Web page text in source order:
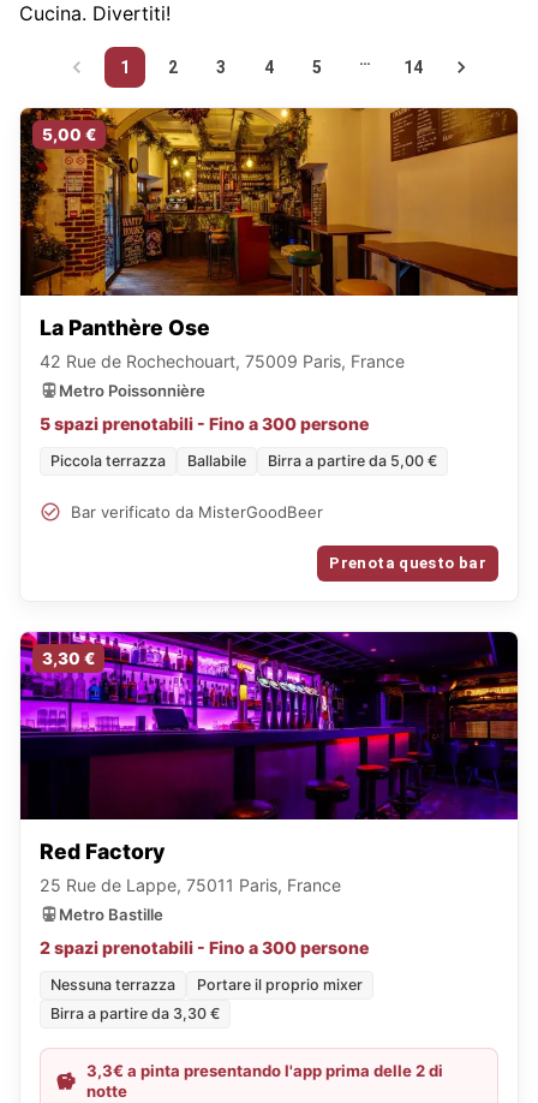
Cucina. Divertiti!
1 2 3 4 5 … 14
5,00 €
La Panthère Ose
42 Rue de Rochechouart, 75009 Paris, France
Metro Poissonnière
5 spazi prenotabili - Fino a 300 persone
Piccola terrazza Ballabile Birra a partire da 5,00 €
Bar verificato da MisterGoodBeer
Prenota questo bar
3,30 €
Red Factory
25 Rue de Lappe, 75011 Paris, France
Metro Bastille
2 spazi prenotabili - Fino a 300 persone
Nessuna terrazza
Portare il proprio mixer
Birra a partire da 3,30 €
3,3€ a pinta presentando l'app prima delle 2 di
notte